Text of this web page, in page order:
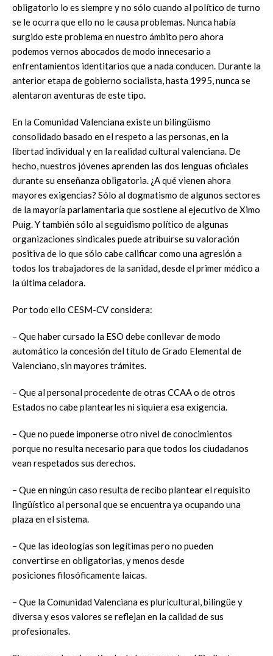
obligatorio lo es siempre y no sólo cuando al político de turno
se le ocurra que ello no le causa problemas. Nunca había
surgido este problema en nuestro ámbito pero ahora
podemos vernos abocados de modo innecesario a
enfrentamientos identitarios que a nada conducen. Durante la
anterior etapa de gobierno socialista, hasta 1995, nunca se
alentaron aventuras de este tipo.
En la Comunidad Valenciana existe un bilingüismo
consolidado basado en el respeto a las personas, en la
libertad individual y en la realidad cultural valenciana. De
hecho, nuestros jóvenes aprenden las dos lenguas oficiales
durante su enseñanza obligatoria. ¿A qué vienen ahora
mayores exigencias? Sólo al dogmatismo de algunos sectores
de la mayoría parlamentaria que sostiene al ejecutivo de Ximo
Puig. Y también sólo al seguidismo político de algunas
organizaciones sindicales puede atribuirse su valoración
positiva de lo que sólo cabe calificar como una agresión a
todos los trabajadores de la sanidad, desde el primer médico a
la última celadora.
Por todo ello CESM-CV considera:
– Que haber cursado la ESO debe conllevar de modo
automático la concesión del título de Grado Elemental de
Valenciano, sin mayores trámites.
– Que al personal procedente de otras CCAA o de otros
Estados no cabe plantearles ni siquiera esa exigencia.
– Que no puede imponerse otro nivel de conocimientos
porque no resulta necesario para que todos los ciudadanos
vean respetados sus derechos.
– Que en ningún caso resulta de recibo plantear el requisito
lingüístico al personal que se encuentra ya ocupando una
plaza en el sistema.
– Que las ideologías son legítimas pero no pueden
convertirse en obligatorias, y menos desde
posiciones filosóficamente laicas.
– Que la Comunidad Valenciana es pluricultural, bilingüe y
diversa y esos valores se reflejan en la calidad de sus
profesionales.